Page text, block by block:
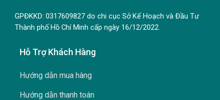
GPĐKKD: 0317609827 do chi cục Sở Kế Hoạch và Đầu Tư
Thành phố Hồ Chí Minh cấp ngày 16/12/2022.
Hỗ Trợ Khách Hàng
Hướng dẫn mua hàng
Hướng dẫn thanh toán